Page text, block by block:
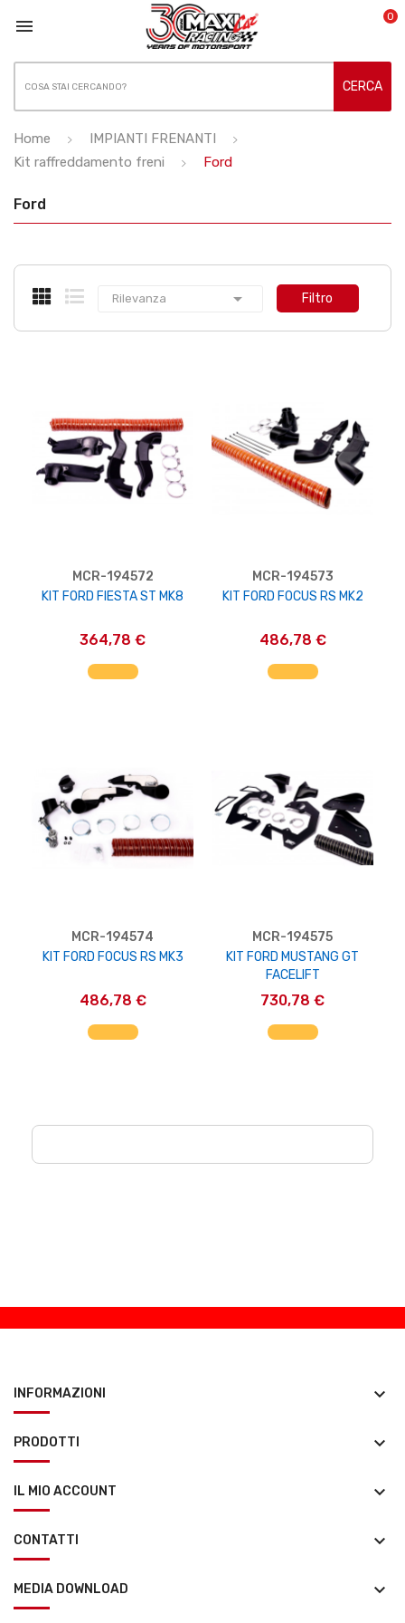
 0
CERCA
Home
IMPIANTI FRENANTI
Kit raffreddamento freni
Ford
Ford
Rilevanza  Filtro
MCR-194572
KIT FORD FIESTA ST MK8
364,78 €
AGGIUNGI AL CARRELLO
MCR-194573
KIT FORD FOCUS RS MK2
486,78 €
AGGIUNGI AL CARRELLO
MCR-194574
KIT FORD FOCUS RS MK3
486,78 €
AGGIUNGI AL CARRELLO
MCR-194575
KIT FORD MUSTANG GT
FACELIFT
730,78 €
AGGIUNGI AL CARRELLO
INFORMAZIONI keyboard_arrow_down
PRODOTTI keyboard_arrow_down
IL MIO ACCOUNT keyboard_arrow_down
CONTATTI keyboard_arrow_down
MEDIA DOWNLOAD keyboard_arrow_down